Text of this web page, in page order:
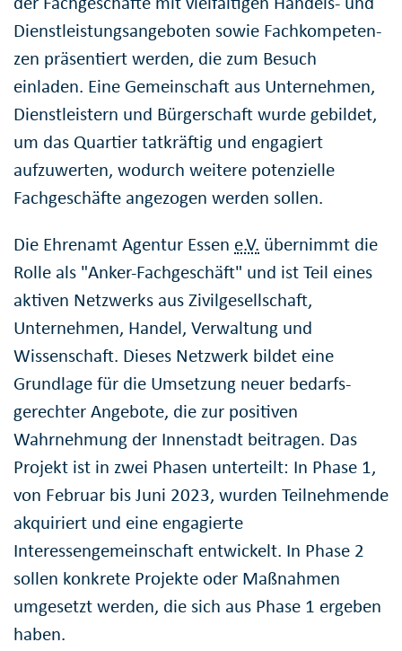
Dienst­leistungs­angeboten sowie Fach­kompeten­
zen präsentiert werden, die zum Besuch
einladen. Eine Gemeinschaft aus Unternehmen,
Dienstleistern und Bürgerschaft wurde gebildet,
um das Quartier tatkräftig und engagiert
aufzuwerten, wodurch weitere potenzielle
Fachgeschäfte angezogen werden sollen.
Die Ehrenamt Agentur Essen e.V. übernimmt die
Rolle als "Anker-Fachgeschäft" und ist Teil eines
aktiven Netzwerks aus Zivilgesellschaft,
Unternehmen, Handel, Verwaltung und
Wissenschaft. Dieses Netzwerk bildet eine
Grundlage für die Umsetzung neuer bedarfs­
gerechter Angebote, die zur positiven
Wahrnehmung der Innenstadt beitragen. Das
Projekt ist in zwei Phasen unterteilt: In Phase 1,
von Februar bis Juni 2023, wurden Teilnehmende
akquiriert und eine engagierte
Interessengemeinschaft entwickelt. In Phase 2
sollen konkrete Projekte oder Maßnahmen
umgesetzt werden, die sich aus Phase 1 ergeben
haben.